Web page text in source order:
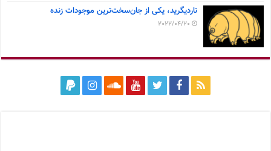
تاردیگرید، یکی از جان‌سخت‌ترین موجودات زنده
2022/04/20